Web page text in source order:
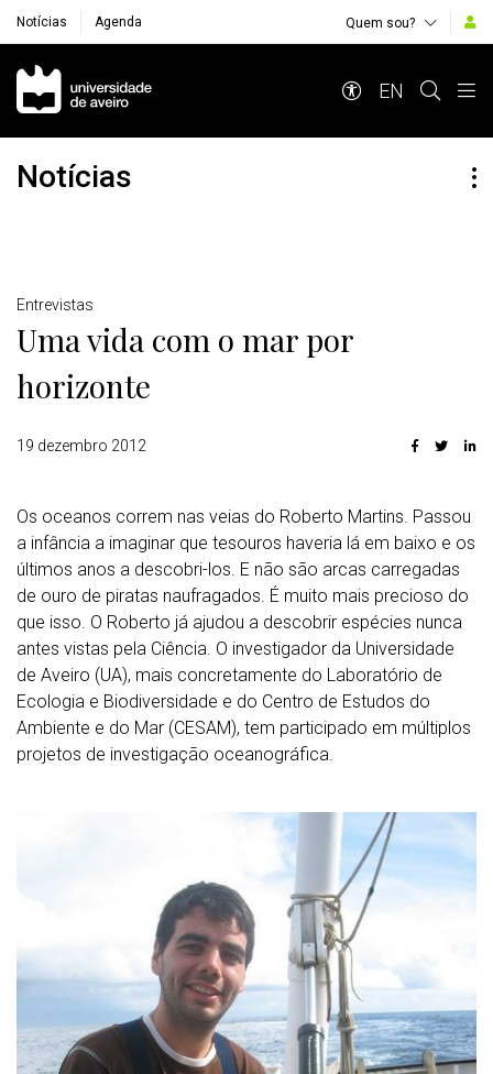
Notícias Agenda Quem sou?
Navegação Principal
EN
Notícias
Detalhes
Entrevistas
Uma vida com o mar por
horizonte
19 dezembro 2012
Os oceanos correm nas veias do Roberto Martins. Passou
a infância a imaginar que tesouros haveria lá em baixo e os
últimos anos a descobri-los. E não são arcas carregadas
de ouro de piratas naufragados. É muito mais precioso do
que isso. O Roberto já ajudou a descobrir espécies nunca
antes vistas pela Ciência. O investigador da Universidade
de Aveiro (UA), mais concretamente do Laboratório de
Ecologia e Biodiversidade e do Centro de Estudos do
Ambiente e do Mar (CESAM), tem participado em múltiplos
projetos de investigação oceanográfica.